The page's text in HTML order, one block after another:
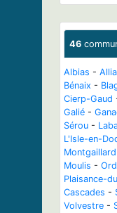
46
Albias -
Bénaix -
Cierp-Gaud
Galié -
Sérou -
L'Isle-en-
Montgaillard
Moulis -
Plaisance-
Cascades -
Volvestre -